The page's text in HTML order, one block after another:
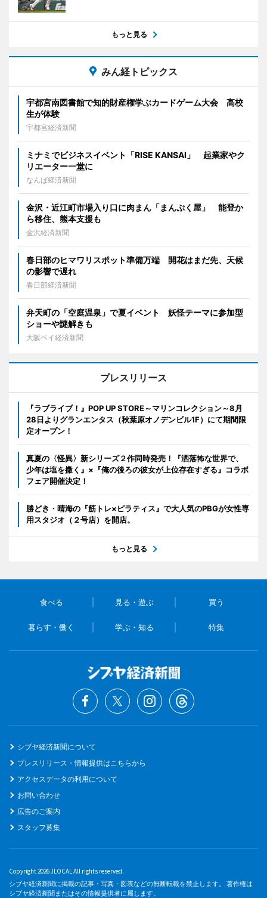
もっと見る
みん経トピックス
宇都宮南図書館で知的財産権学ぶカードゲーム大会 高校
生が体験
宇都宮経済新聞
ミナミでビジネスイベント「RISE KANSAI」 起業家やク
リエーター一堂に
なんば経済新聞
金沢・近江町市場入り口に肉まん「まんぷく屋」 能登か
ら移住、熊本支援も
金沢経済新聞
春日部のヒマワリスポット準備万端 開花はまだ先、天候
の影響で遅れ
春日部経済新聞
弁天町の「空庭温泉」で夏イベント 妖怪テーマに参加型
ショーや謎解きも
大阪ベイ経済新聞
プレスリリース
『ラブライブ！』POP UP STORE～マリンコレクション～8月
28日よりグランエンタス（秋葉原オノデンビル1F）にて期間限
定オープン！
真夏の〈怪異〉新シリーズ２作同時発売！『洒落怖な世界で、
少年は塩を撒く』×『俺の後ろの彼女が上位存在すぎる』コラボ
フェア開催決定！
勝どき・晴海の『筋トレ×ピラティス』で大人気のPBGが女性専
用スタジオ（２号店）を開店。
もっと見る
食べる 見る・遊ぶ 買う
暮らす・働く 学ぶ・知る 特集
シブヤ経済新聞について
プレスリリース・情報提供はこちらから
アクセスデータの利用について
お問い合わせ
広告のご案内
スタッフ募集
Copyright 2026 JLOCAL All rights reserved.
シブヤ経済新聞に掲載の記事・写真・図表などの無断転載を禁止します。 著作権は
シブヤ経済新聞またはその情報提供者に属します。